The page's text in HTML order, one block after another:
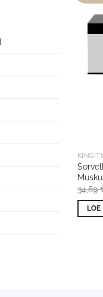
34,89
LOE